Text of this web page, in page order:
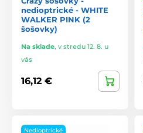
nedioptrické - WHITE
WALKER PINK (2
šošovky)
Na sklade, v stredu 12. 8. u
vás
16,12 €
Nedioptrické